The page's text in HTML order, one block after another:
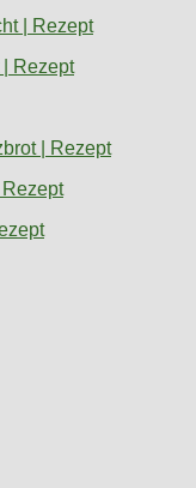
Rezept
| Rezept